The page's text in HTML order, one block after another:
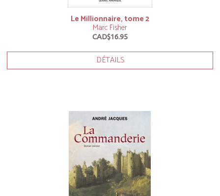
Le Millionnaire, tome 2
Marc Fisher
CAD$16.95
DÉTAILS